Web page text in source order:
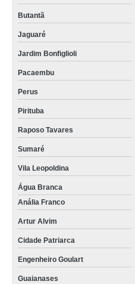
Butantã
Jaguaré
Jardim Bonfiglioli
Pacaembu
Perus
Pirituba
Raposo Tavares
Sumaré
Vila Leopoldina
Água Branca
Anália Franco
Artur Alvim
Cidade Patriarca
Engenheiro Goulart
Guaianases